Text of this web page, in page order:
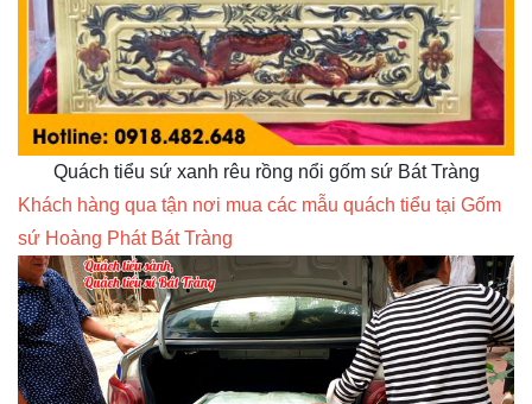
Quách tiểu sứ xanh rêu rồng nổi gốm sứ Bát Tràng
Khách hàng qua tận nơi mua các mẫu quách tiểu tại Gốm
sứ Hoàng Phát Bát Tràng